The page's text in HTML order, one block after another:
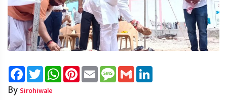
FacebookTwitterWhatsAppPinterest
Email Message
Gmail
By Sirohiwale